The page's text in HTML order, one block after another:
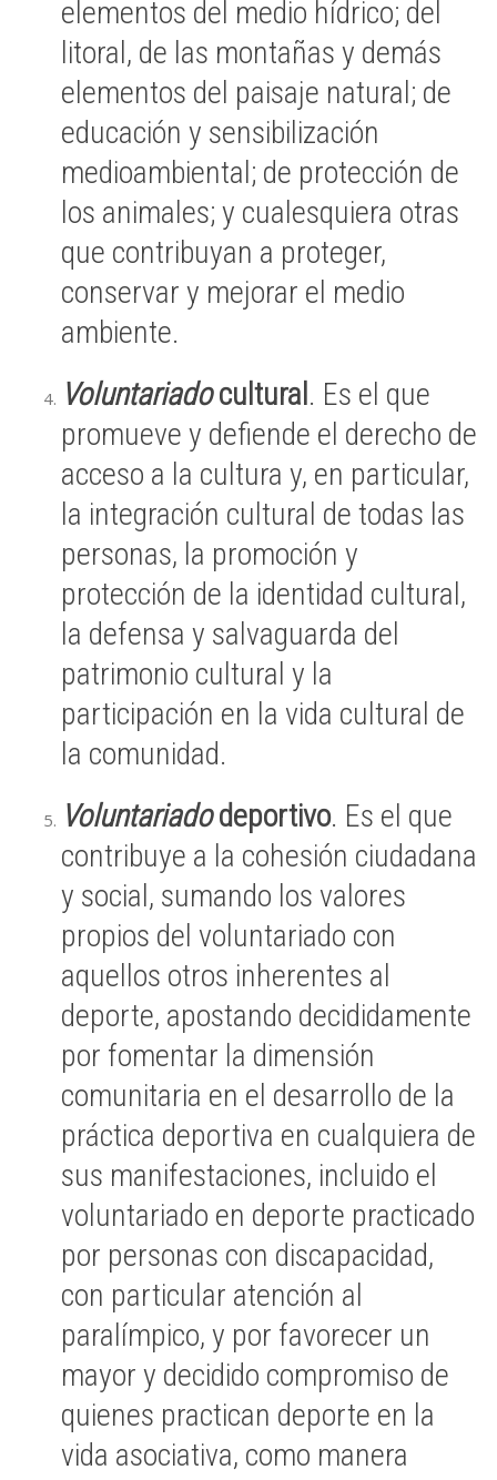
elementos del medio hídrico; del
litoral, de las montañas y demás
elementos del paisaje natural; de
educación y sensibilización
medioambiental; de protección de
los animales; y cualesquiera otras
que contribuyan a proteger,
conservar y mejorar el medio
ambiente.
Voluntariadocultural . Es el que
promueve y defiende el derecho de
acceso a la cultura y, en particular,
la integración cultural de todas las
personas, la promoción y
protección de la identidad cultural,
la defensa y salvaguarda del
patrimonio cultural y la
participación en la vida cultural de
la comunidad.
Voluntariadodeportivo. Es el que
contribuye a la cohesión ciudadana
y social, sumando los valores
propios del voluntariado con
aquellos otros inherentes al
deporte, apostando decididamente
por fomentar la dimensión
comunitaria en el desarrollo de la
práctica deportiva en cualquiera de
sus manifestaciones, incluido el
voluntariado en deporte practicado
por personas con discapacidad,
con particular atención al
paralímpico, y por favorecer un
mayor y decidido compromiso de
quienes practican deporte en la
vida asociativa, como manera